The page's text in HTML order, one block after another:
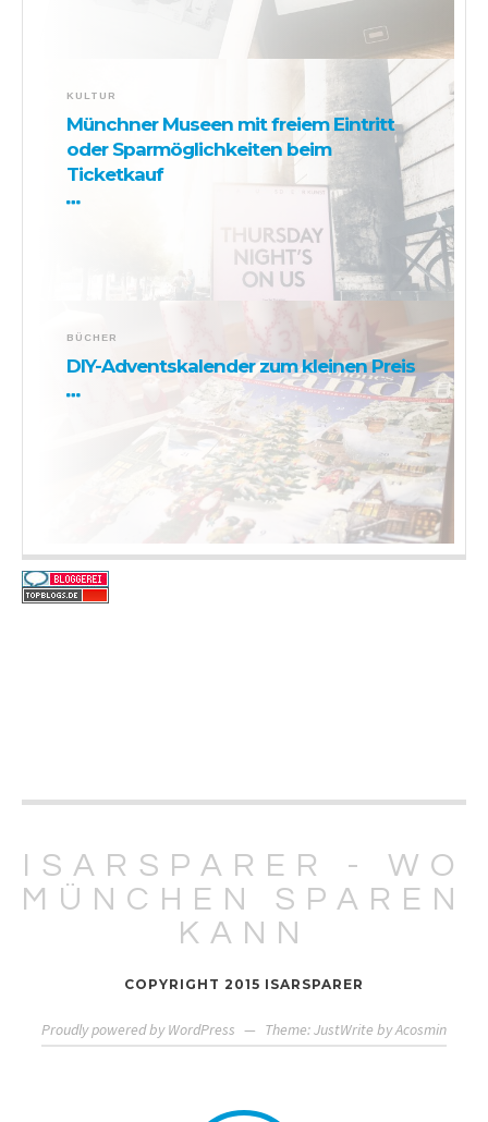
KULTUR
Münchner Museen mit freiem Eintritt
oder Sparmöglichkeiten beim
Ticketkauf
BÜCHER
DIY-Adventskalender zum kleinen Preis
ISARSPARER - WO
MÜNCHEN SPAREN
KANN
COPYRIGHT 2015 ISARSPARER
Proudly powered by WordPress — Theme: JustWrite byAcosmin